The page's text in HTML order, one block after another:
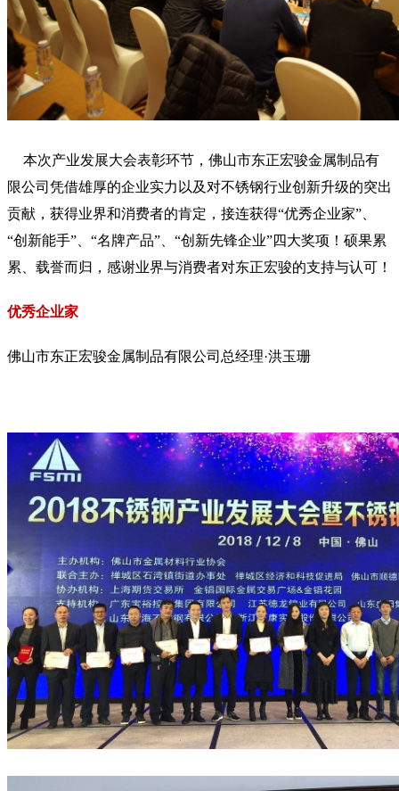
本次产业发展大会表彰环节，佛山市东正宏骏金属制品有
限公司凭借雄厚的企业实力以及对不锈钢行业创新升级的突出
贡献，获得业界和消费者的肯定，接连获得“优秀企业家”、
“创新能手”、“名牌产品”、“创新先锋企业”四大奖项！硕果累
累、载誉而归，感谢业界与消费者对东正宏骏的支持与认可！
优秀企业家
佛山市东正宏骏金属制品有限公司总经理·洪玉珊